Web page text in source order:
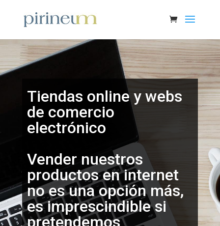
Tiendas online y webs
de comercio
electrónico
Vender nuestros
productos en internet
no es una opción más,
es imprescindible si
pretendemos